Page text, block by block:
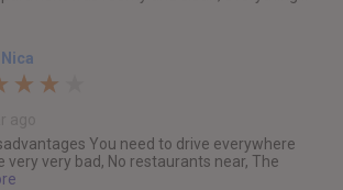
You need to drive everywhere
very very bad, No restaurants near, The